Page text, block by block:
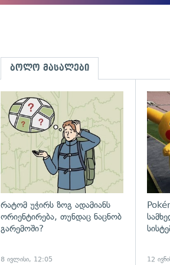
ბოლო მასალები
რატომ უჭირს ზოგ ადამიანს
ორიენტირება, თუნდაც ნაცნობ
გარემოში?
8 ივლისი, 12:05 12